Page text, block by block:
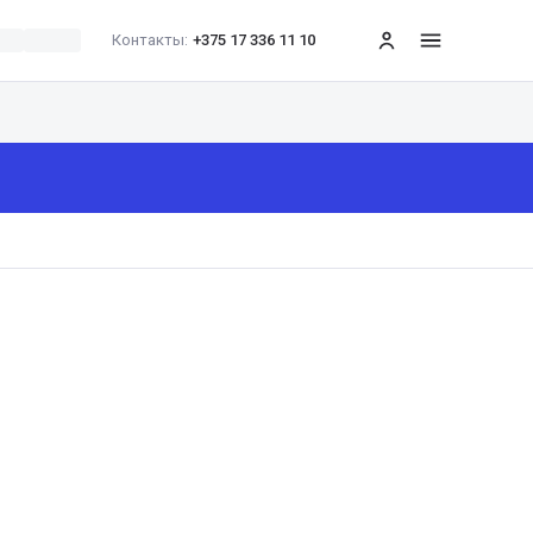
Контакты: +375 17 336 11 10 меню